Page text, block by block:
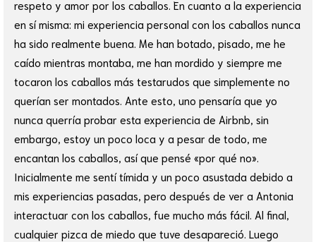
respeto y amor por los caballos. En cuanto a la experiencia
en sí misma: mi experiencia personal con los caballos nunca
ha sido realmente buena. Me han botado, pisado, me he
caído mientras montaba, me han mordido y siempre me
tocaron los caballos más testarudos que simplemente no
querían ser montados. Ante esto, uno pensaría que yo
nunca querría probar esta experiencia de Airbnb, sin
embargo, estoy un poco loca y a pesar de todo, me
encantan los caballos, así que pensé «por qué no».
Inicialmente me sentí tímida y un poco asustada debido a
mis experiencias pasadas, pero después de ver a Antonia
interactuar con los caballos, fue mucho más fácil. Al final,
cualquier pizca de miedo que tuve desapareció. Luego